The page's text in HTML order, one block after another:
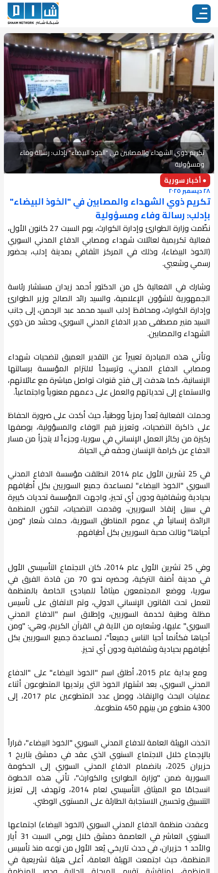
تكريم ذوي الشهداء والمصابين في "الخوذ البيضاء" بإدلب: رسالة وفاء
ومسؤولية
● أخبار سورية
٢٨ ديسمبر ٢٠٢٥
تكريم ذوي الشهداء والمصابين في "الخوذ البيضاء"
بإدلب: رسالة وفاء ومسؤولية
نظّمت وزارة الطوارئ وإدارة الكوارث، يوم السبت 27 كانون الأول،
فعالية تكريمية لعائلات شهداء ومصابي الدفاع المدني السوري
(الخوذ البيضاء)، وذلك في المركز الثقافي بمدينة إدلب، بحضور
رسمي وشعبي.
وشارك في الفعالية كل من الدكتور أحمد زيدان مستشار رئاسة
الجمهورية للشؤون الإعلامية، والسيد رائد الصالح وزير الطوارئ
وإدارة الكوارث، ومحافظ إدلب السيد محمد عبد الرحمن، إلى جانب
السيد منير مصطفى مدير الدفاع المدني السوري، وحشد من ذوي
الشهداء والمصابين.
وتأتي هذه المبادرة تعبيراً عن التقدير العميق لتضحيات شهداء
ومصابي الدفاع المدني، وترسيخاً لالتزام المؤسسة برسالتها
الإنسانية، كما هدفت إلى فتح قنوات تواصل مباشرة مع عائلاتهم،
والاستماع إلى تحدياتهم والعمل على دعمهم معنوياً واجتماعياً.
وحملت الفعالية بُعداً رمزياً ووطنياً، حيث أكدت على ضرورة الحفاظ
على ذاكرة التضحيات، وتعزيز قيم الوفاء والمسؤولية، بوصفها
ركيزة من ركائز العمل الإنساني في سوريا، وجزءاً لا يتجزأ من مسار
الدفاع عن كرامة الإنسان وحقه في الحياة.
في 25 تشرين الأول عام 2014 انطلقت مؤسسة الدفاع المدني
السوري "الخوذ البيضاء" لمساعدة جميع السوريين بكل أطيافهم
بحيادية وشفافية ودون أي تحيز، واجهت المؤسسة تحديات كبيرة
في سبيل إنقاذ السوريين، وقدمت التضحيات، لتكون المنظمة
الرائدة إنسانياً في عموم المناطق السورية، حملت شعار "ومن
أحياها" ونالت محبة السوريين بكل أطيافهم.
وفي 25 تشرين الأول عام 2014، كان الاجتماع التأسيسي الأول
في مدينة أضنة التركية، وحضره نحو 70 من قادة الفرق في
سوريا، ووضع المجتمعون ميثاقاً للمبادئ الخاصة بالمنظمة
لتعمل تحت القانون الإنساني الدولي، وتم الاتفاق على تأسيس
مظلة وطنية لخدمة السوريين، وإطلاق اسم "الدفاع المدني
السوري" عليها، وشعاره من الآية في القرآن الكريم، وهي: "ومن
أحياها فكأنما أحيا الناس جميعاً"، لمساعدة جميع السوريين بكل
أطيافهم بحيادية وشفافية ودون أي تحيز.
ومع بداية عام 2015، أطلق اسم "الخوذ البيضاء" على "الدفاع
المدني السوري، بعد اشتهار الخوذ التي يرتديها المتطوعون أثناء
عمليات البحث والإنقاذ، ووصل عدد المتطوعين عام 2017، إلى
4300 متطوع من بينهم 450 متطوعة.
اتخذت الهيئة العامة للدفاع المدني السوري "الخوذ البيضاء"، قراراً
بالإجماع خلال الاجتماع السنوي الذي عقد في دمشق بتاريخ 1
حزيران 2025، بانضمام الدفاع المدني السوري إلى الحكومة
السورية ضمن "وزارة الطوارئ والكوارث"، تأتي هذه الخطوة
انسجامًا مع الميثاق التأسيسي لعام 2014، وتهدف إلى تعزيز
التنسيق وتحسين الاستجابة الطارئة على المستوى الوطني.
وعقدت منظمة الدفاع المدني السوري (الخوذ البيضاء) اجتماعها
السنوي العاشر في العاصمة دمشق خلال يومي السبت 31 أيار
والأحد 1 حزيران، في حدث تاريخي يُعد الأول من نوعه منذ تأسيس
المنظمة، حيث اجتمعت الهيئة العامة، أعلى هيئة تشريعية في